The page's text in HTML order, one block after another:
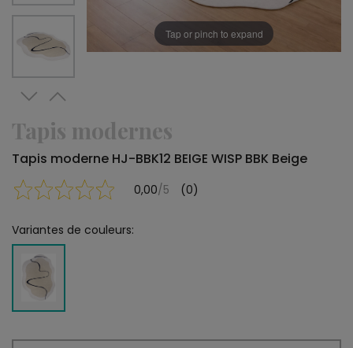
Tap or pinch to expand
Tapis modernes
Tapis moderne HJ-BBK12 BEIGE WISP BBK Beige
0,00/5 (0)
Variantes de couleurs: